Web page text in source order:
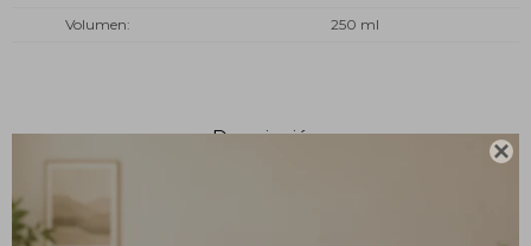

Volumen 250 ml
Descripción
Descubre la innovadora línea de Perfumadores Textiles y de